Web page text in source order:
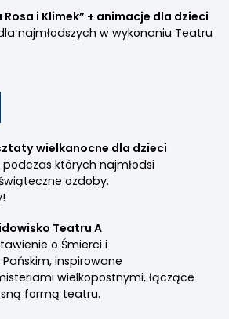
Rosa i Klimek” + animacje dla dzieci
najmłodszych w wykonaniu Teatru
wielkanocne dla dzieci
których najmłodsi
ozdoby.
Teatru A
o Śmierci i
inspirowane
wielkopostnymi, łączące
formą teatru.